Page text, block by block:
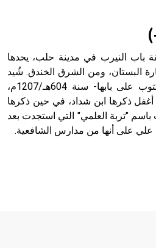
)
باب النيرب في مدينة حلب، يحدها
البستان، ومن الشرق الخندق. شُيد
هذه المدرسة - كما هو مكتوب على بابها- سنة 604هـ/1207م،
أغفل ذكرها ابن شداد، في حين ذكرها
باسم "تربة العلمي" التي استجدت بعد
علي على أنها من مدارس الشافعية.